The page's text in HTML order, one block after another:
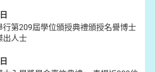
行第209屆學位頒授典禮頒授名譽博士
出人士